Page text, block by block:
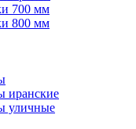
700 мм
800 мм
иранские
уличные